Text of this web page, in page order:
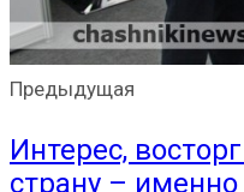
Предыдущая
Интерес,
страну – именно